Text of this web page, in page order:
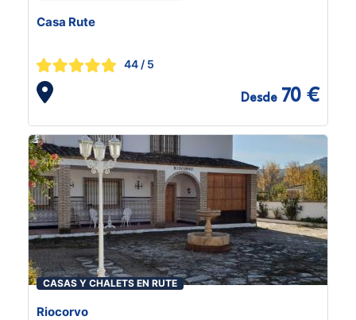
Casa Rute
44 / 5
Desde 70 €
CASAS Y CHALETS EN RUTE
Riocorvo